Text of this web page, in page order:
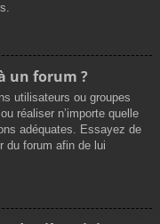
un forum ?
utilisateurs ou groupes
réaliser n’importe quelle
adéquates. Essayez de
du forum afin de lui